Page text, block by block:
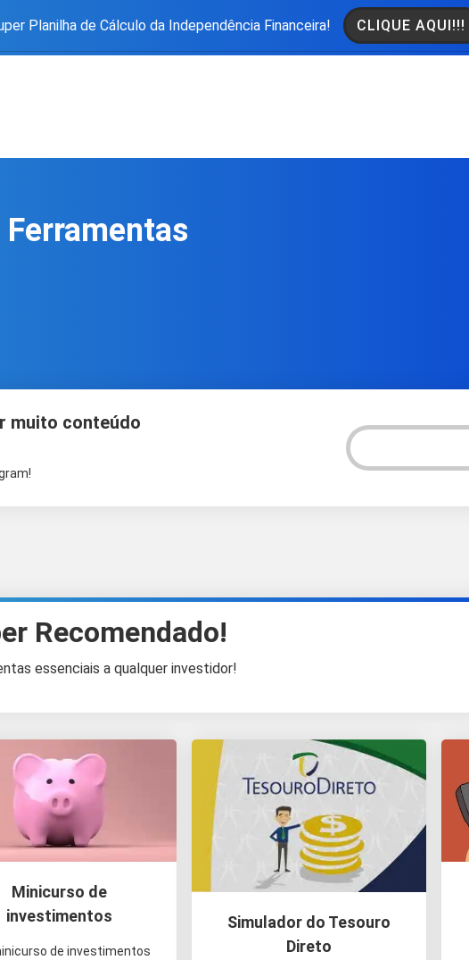
Planilha de Cálculo da Independência Financeira! CLIQUE AQUI!!!
Ferramentas
muito conteúdo
Recomendado!
essenciais a qualquer investidor!
Minicurso de
investimentos
de investimentos
Simulador do Tesouro
Direto